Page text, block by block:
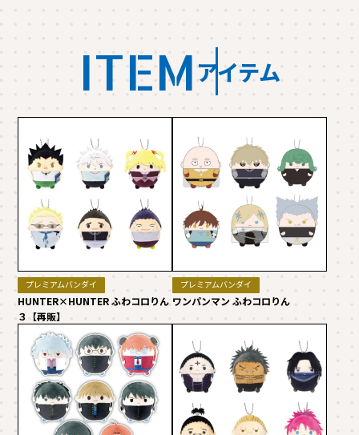
ITEM アイテム
プレミアムバンダイ
HUNTER×HUNTER ふわコロりん
３【再販】
プレミアムバンダイ
ワンパンマン ふわコロりん